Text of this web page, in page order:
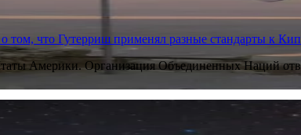
том, что Гутерриш применял разные стандарты к
Америки. Организация Объединенных Наций